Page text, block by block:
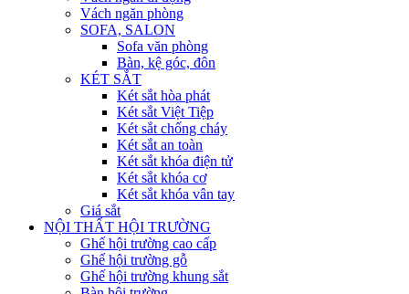
Vách ngăn phòng
SOFA, SALON
Sofa văn phòng
Bàn, kệ góc, đôn
KÉT SẮT
Két sắt hòa phát
Két sắt Việt Tiệp
Két sắt chống cháy
Két sắt an toàn
Két sắt khóa điện tử
Két sắt khóa cơ
Két sắt khóa vân tay
Giá sắt
NỘI THẤT HỘI TRƯỜNG
Ghế hội trường cao cấp
Ghế hội trường gỗ
Ghế hội trường khung sắt